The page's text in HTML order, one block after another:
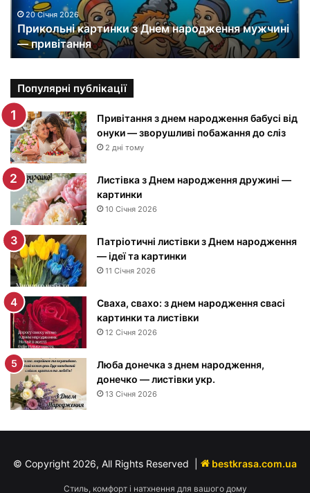
а
и
н
к
и
з
Д
н
е
н
а
р
о
д
ж
е
н
н
я
у
ж
20 Січня 2026
Прикольні картинки з Днем народження мужчині
— привітання
Популярні публікації
Привітання з днем народження бабусі від
онуки — зворушливі побажання до сліз
2 дні тому
Листівка з Днем народження дружині —
картинки
10 Січня 2026
Патріотичні листівки з Днем народження
— ідеї та картинки
11 Січня 2026
Сваха, свахо: з днем народження свасі
картинки та листівки
12 Січня 2026
Люба донечка з днем народження,
донечко — листівки укр.
13 Січня 2026
© Copyright 2026, All Rights Reserved | bestkrasa.com.ua
Стиль, комфорт і натхнення для вашого дому